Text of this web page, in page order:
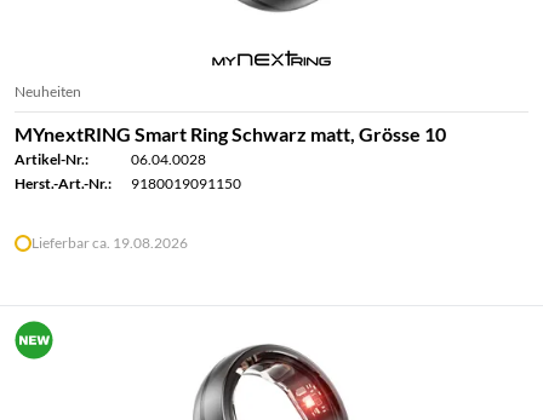
Neuheiten
MYnextRING Smart Ring Schwarz matt, Grösse 10
Artikel-Nr.:
06.04.0028
Herst.-Art.-Nr.:
9180019091150
Lieferbar ca. 19.08.2026